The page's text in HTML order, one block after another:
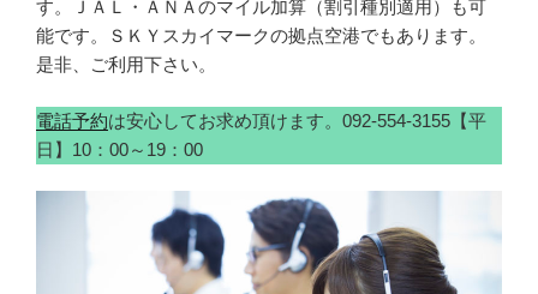
す。ＪＡＬ・ＡＮＡのマイル加算（割引種別適用）も可
能です。ＳＫＹスカイマークの拠点空港でもあります。
是非、ご利用下さい。
電話予約は安心してお求め頂けます。092-554-3155【平
日】10：00～19：00